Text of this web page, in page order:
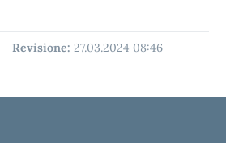
- Revisione: 27.03.2024 08:46